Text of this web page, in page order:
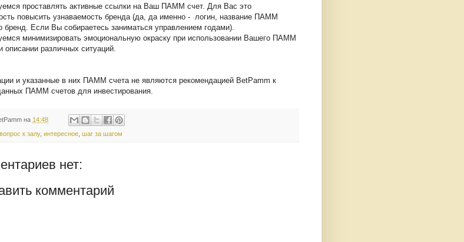
проставлять активные ссылки на Ваш ПАММ счет. Для Вас это
повысить узнаваемость бренда (да, да именно - логин, название ПАММ
бренд. Если Вы собираетесь заниматься управлением годами).
минимизировать эмоциональную окраску при использовании Вашего ПАММ
описании различных ситуаций.
и указанные в них ПАММ счета не являются рекомендацией BetPamm к
ПАММ счетов для инвестирования.
на 14:48
вопрос к залу, интересное, шаг за шагом
нет:
комментарий